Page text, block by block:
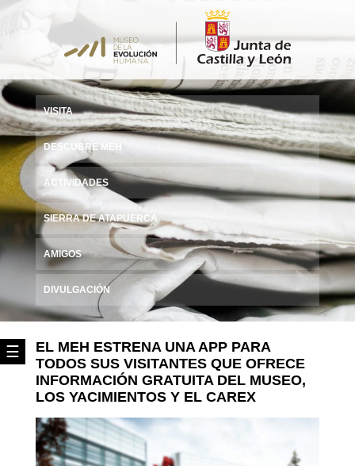
☰
VISITA
DESCUBRE MEH
ACTIVIDADES
SIERRA DE ATAPUERCA
AMIGOS
DIVULGACIÓN
EL MEH ESTRENA UNA APP PARA
TODOS SUS VISITANTES QUE OFRECE
INFORMACIÓN GRATUITA DEL MUSEO,
LOS YACIMIENTOS Y EL CAREX